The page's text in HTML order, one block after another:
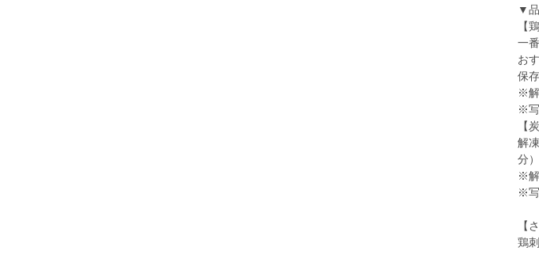
▼
【
一
お
保
※解
※写
【
解
分）
※解
※
【
鶏